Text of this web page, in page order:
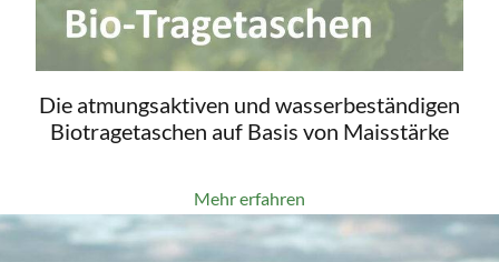
Die atmungsaktiven und wasserbeständigen
Biotragetaschen auf Basis von Maisstärke
Mehr erfahren